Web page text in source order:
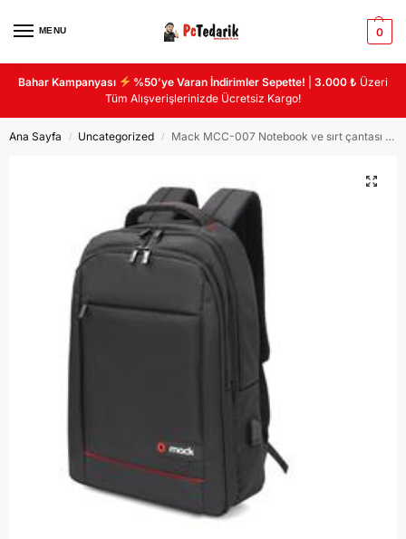
MENU 0
Bahar Kampanyası %50’ye Varan İndirimler Sepette! |3.000 ₺ Üzeri
Tüm Alışverişlerinizde Ücretsiz Kargo!
Ana Sayfa / Uncategorized / Mack MCC-007 Notebook ve sırt çantası geniş 3 bölmeli USB çıkışlı